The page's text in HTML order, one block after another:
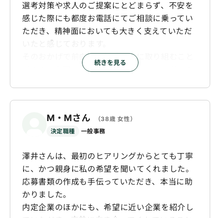
選考対策や求人のご提案にとどまらず、不安を
感じた際にも都度お電話にてご相談に乗ってい
ただき、精神面においても大きく支えていただ
そのおかげで前向きに転職活動に取り組むこと
ができ、今回のご縁につながったものと考えて
だき、安心して転職活動を進めることができま
続きを見る
M・Mさん
（38歳 女性）
決定職種
一般事務
澤井さんは、最初のヒアリングからとても丁寧
に、かつ親身に私の希望を聞いてくれました。
応募書類の作成も手伝っていただき、本当に助
かりました。
内定企業のほかにも、希望に近い企業を紹介し